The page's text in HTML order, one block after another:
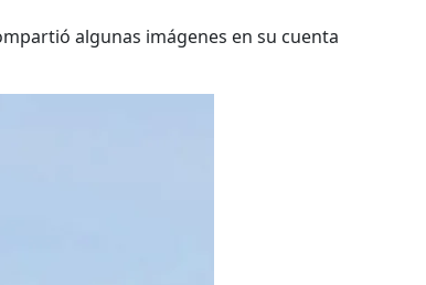
algunas imágenes en su cuenta